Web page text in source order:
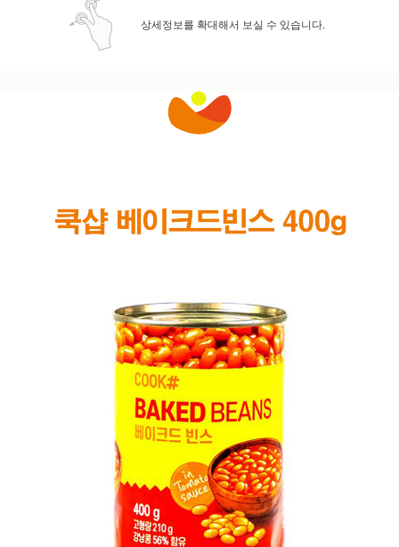
상세정보를 확대해서 보실 수 있습니다.